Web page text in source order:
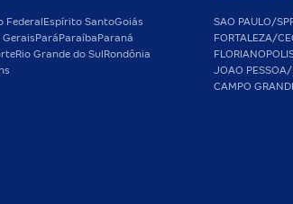
FederalEspírito SantoGoiás
GeraisParáParaíbaParaná
Rio Grande do SulRondônia
SAO PAULO/SP
FORTALEZA/CE
JOAO PESSOA/
CAMPO